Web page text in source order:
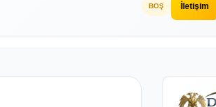
BOŞ İletişim